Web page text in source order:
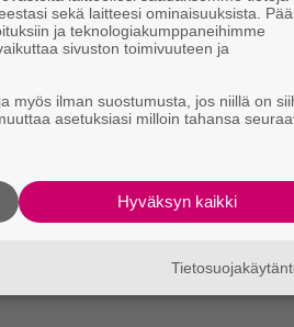
sekä laitteesi ominaisuuksista.
ja teknologiakumppaneihimme
sivuston toimivuuteen ja
myös ilman suostumusta, jos niillä on
asetuksiasi milloin tahansa
Hyväksyn kaikki